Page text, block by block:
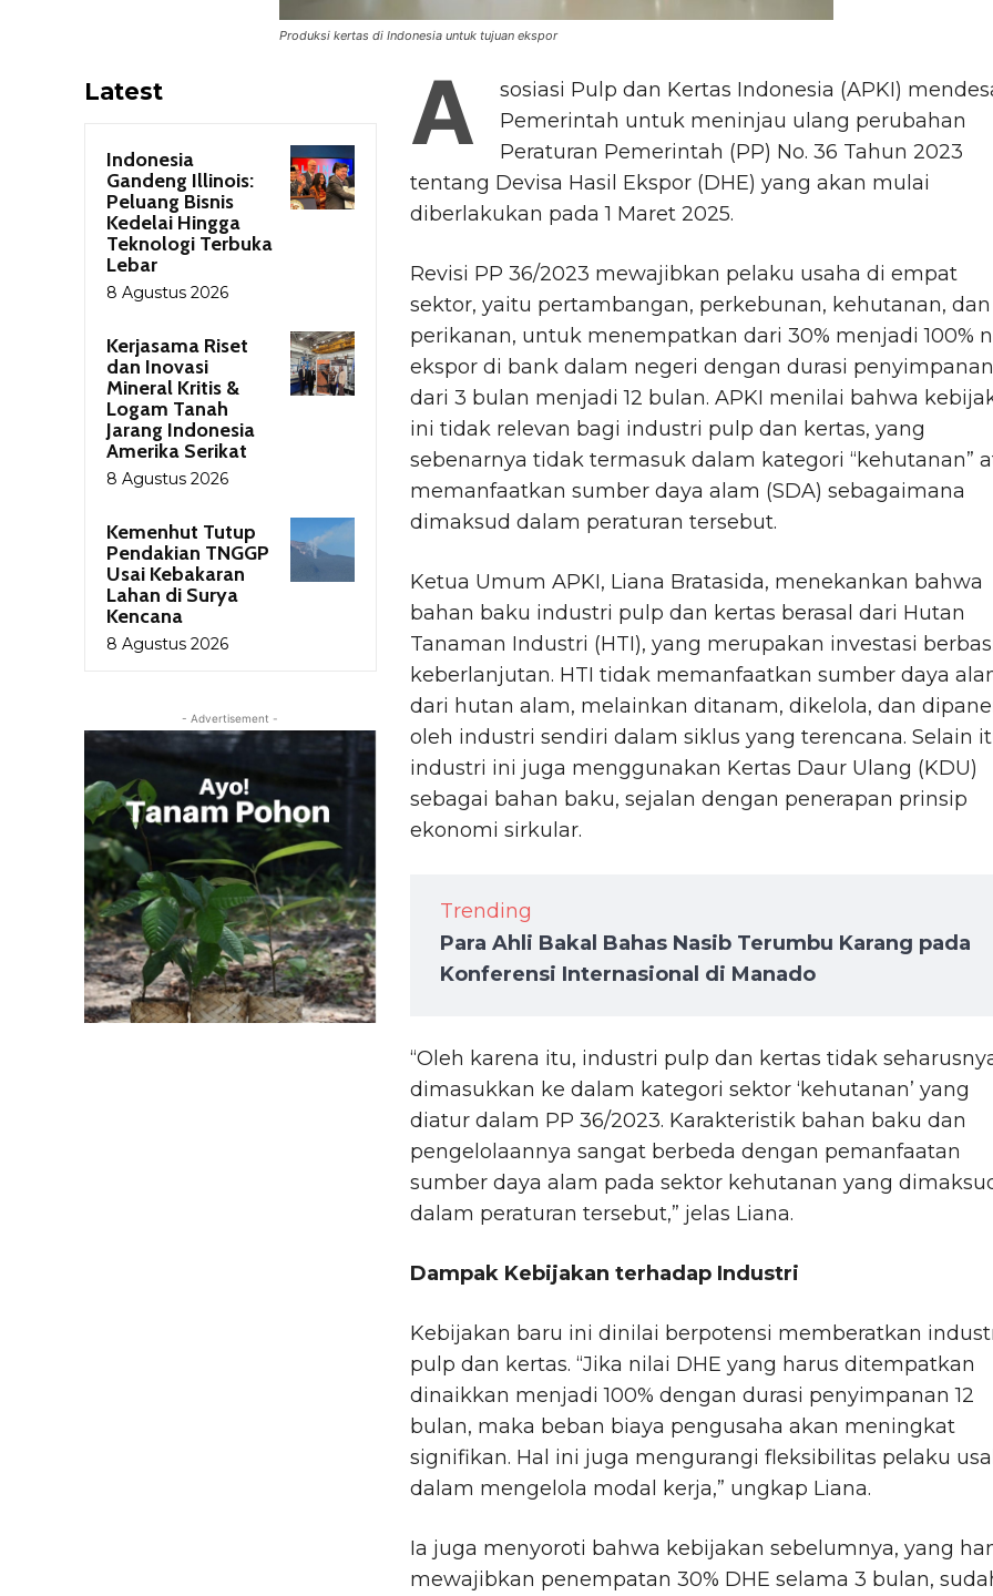
Produksi kertas di Indonesia untuk tujuan ekspor
Latest
Indonesia
Gandeng Illinois:
Peluang Bisnis
Kedelai Hingga
Teknologi Terbuka
Lebar
8 Agustus 2026
Kerjasama Riset
dan Inovasi
Mineral Kritis &
Logam Tanah
Jarang Indonesia
Amerika Serikat
8 Agustus 2026
Kemenhut Tutup
Pendakian TNGGP
Usai Kebakaran
Lahan di Surya
Kencana
8 Agustus 2026
- Advertisement -
A
sosiasi Pulp dan Kertas Indonesia (APKI)
Pemerintah untuk meninjau ulang perubahan
Peraturan Pemerintah (PP) No. 36 Tahun 2023
tentang Devisa Hasil Ekspor (DHE) yang akan mulai
diberlakukan pada 1 Maret 2025.
Revisi PP 36/2023 mewajibkan pelaku usaha di empat
sektor, yaitu pertambangan, perkebunan, kehutanan, dan
perikanan, untuk menempatkan dari 30% menjadi 100%
ekspor di bank dalam negeri dengan durasi penyimpanan
dari 3 bulan menjadi 12 bulan. APKI menilai bahwa
ini tidak relevan bagi industri pulp dan kertas, yang
sebenarnya tidak termasuk dalam kategori “kehutanan”
memanfaatkan sumber daya alam (SDA) sebagaimana
dimaksud dalam peraturan tersebut.
Ketua Umum APKI, Liana Bratasida, menekankan bahwa
bahan baku industri pulp dan kertas berasal dari Hutan
Tanaman Industri (HTI), yang merupakan investasi
keberlanjutan. HTI tidak memanfaatkan sumber daya
dari hutan alam, melainkan ditanam, dikelola, dan
oleh industri sendiri dalam siklus yang terencana. Selain
industri ini juga menggunakan Kertas Daur Ulang (KDU)
sebagai bahan baku, sejalan dengan penerapan prinsip
ekonomi sirkular.
Trending
Para Ahli Bakal Bahas Nasib Terumbu Karang pada
Konferensi Internasional di Manado
“Oleh karena itu, industri pulp dan kertas tidak
dimasukkan ke dalam kategori sektor ‘kehutanan’ yang
diatur dalam PP 36/2023. Karakteristik bahan baku dan
pengelolaannya sangat berbeda dengan pemanfaatan
sumber daya alam pada sektor kehutanan yang
dalam peraturan tersebut,” jelas Liana.
Dampak Kebijakan terhadap Industri
Kebijakan baru ini dinilai berpotensi memberatkan
pulp dan kertas. “Jika nilai DHE yang harus ditempatkan
dinaikkan menjadi 100% dengan durasi penyimpanan 12
bulan, maka beban biaya pengusaha akan meningkat
signifikan. Hal ini juga mengurangi fleksibilitas pelaku
dalam mengelola modal kerja,” ungkap Liana.
Ia juga menyoroti bahwa kebijakan sebelumnya, yang
mewajibkan penempatan 30% DHE selama 3 bulan,